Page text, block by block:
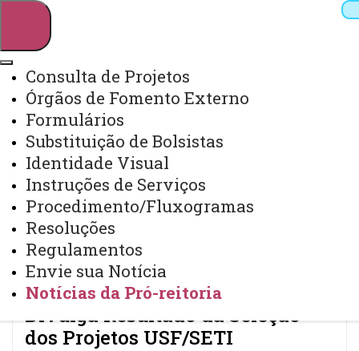
Pesquisar
Webmail Sistemas
Arquivo Virtual
Campus
Consulta de Projetos
Órgãos de Fomento Externo
Formulários
Substituição de Bolsistas
Identidade Visual
Instruções de Serviços
Procedimento/Fluxogramas
Resoluções
Regulamentos
Envie sua Notícia
Notícias da Pró-reitoria
Divulga Resultado da Seleção
dos Projetos USF/SETI